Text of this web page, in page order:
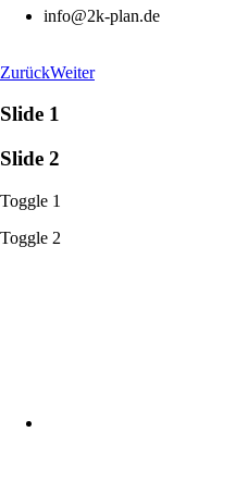
info@2k-plan.de
ZurückWeiter
Slide 1
Slide 2
Toggle 1
Toggle 2